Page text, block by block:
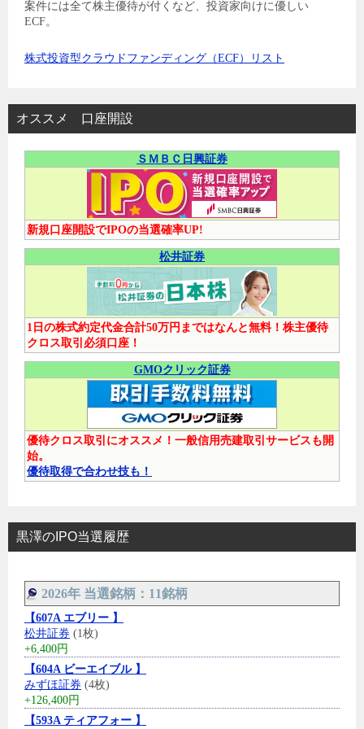
案件には全て株主優待が付くなど、投資家向けに優しい
ECF。
株式投資型クラウドファンディング（ECF）リスト
オススメ 口座開設
ＳＭＢＣ日興証券
新規口座開設でIPOの当選確率UP!
松井証券
1日の株式約定代金合計50万円まではなんと無料！株主優待
クロス取引必須口座！
GMOクリック証券
優待クロス取引にオススメ！一般信用売建取引サービスも開
始。
優待取得で合わせ技も！
黒澤のIPO当選履歴
2026年 当選銘柄：11銘柄
【607A エブリー 】
松井証券 (1枚)
+6,400円
【604A ビーエイブル 】
みずほ証券 (4枚)
+126,400円
【593A ティアフォー 】